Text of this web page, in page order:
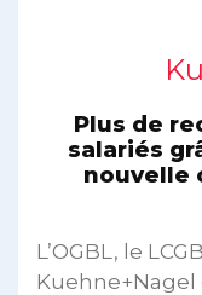
Plus de
salariés
nouvelle
L’OGBL, le